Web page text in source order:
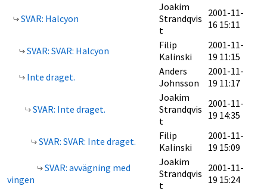
SVAR: Halcyon
Joakim
Strandqvis
t
2001-11-
16 15:11
SVAR: SVAR: Halcyon
Filip
Kalinski
2001-11-
19 11:15
Inte draget.
Anders
Johnsson
2001-11-
19 11:17
SVAR: Inte draget.
Joakim
Strandqvis
t
2001-11-
19 14:35
SVAR: SVAR: Inte draget.
Filip
Kalinski
2001-11-
19 15:09
SVAR: avvägning med
vingen
Joakim
Strandqvis
t
2001-11-
19 15:24